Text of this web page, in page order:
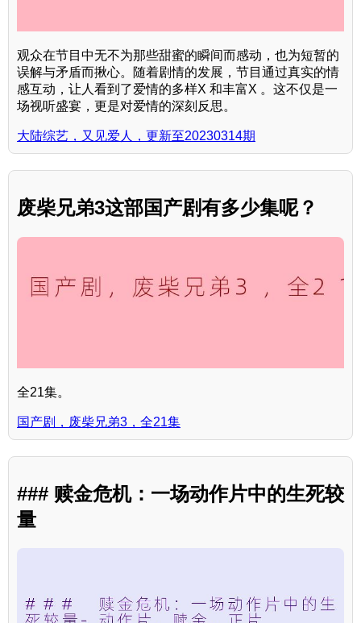
观众在节目中无不为那些甜蜜的瞬间而感动，也为短暂的
误解与矛盾而揪心。随着剧情的发展，节目通过真实的情
感互动，让人看到了爱情的多样X 和丰富X 。这不仅是一
场视听盛宴，更是对爱情的深刻反思。
大陆综艺，又见爱人，更新至20230314期
废柴兄弟3这部国产剧有多少集呢？
全21集。
国产剧，废柴兄弟3，全21集
### 赎金危机：一场动作片中的生死较
量